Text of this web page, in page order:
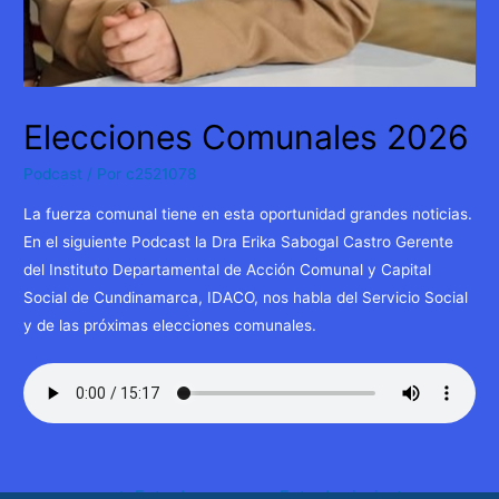
Elecciones Comunales 2026
Podcast / Por c2521078
La fuerza comunal tiene en esta oportunidad grandes noticias.
En el siguiente Podcast la Dra Erika Sabogal Castro Gerente
del Instituto Departamental de Acción Comunal y Capital
Social de Cundinamarca, IDACO, nos habla del Servicio Social
y de las próximas elecciones comunales.
Navegación